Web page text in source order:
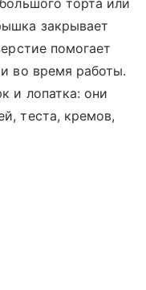
закрывает
помогает
во время работы.
и лопатка: они
теста, кремов,